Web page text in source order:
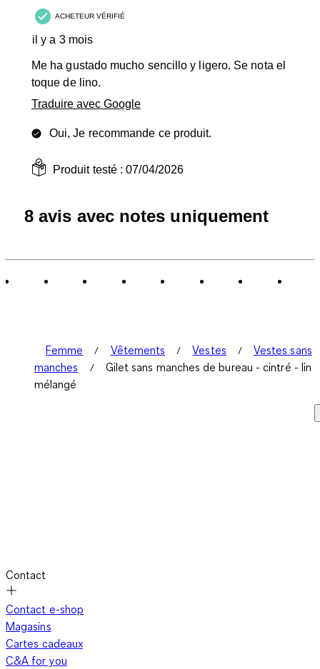
ACHETEUR VÉRIFIÉ
il y a 3 mois
Me ha gustado mucho sencillo y ligero. Se nota el
toque de lino.
Traduire avec Google
Oui, Je recommande ce produit.
Produit testé :07/04/2026
8 avis avec notes uniquement
Femme Vêtements Vestes
Vestes sans
manches
Gilet sans manches de bureau - cintré - lin
mélangé
Contact
Contact e-shop
Magasins
Cartes cadeaux
C&A for you